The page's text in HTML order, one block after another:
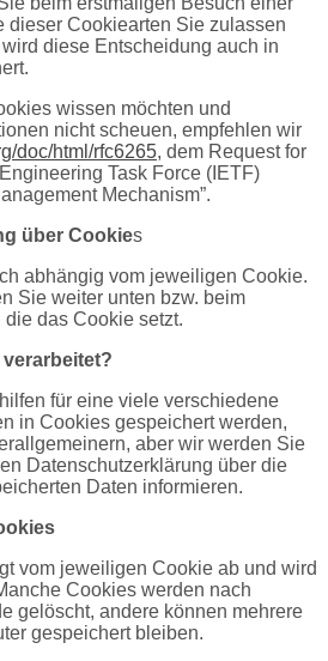
dieser Cookiearten Sie zulassen
diese Entscheidung auch in
wissen möchten und
nicht scheuen, empfehlen wir
doc/html/rfc6265, dem Request for
Task Force (IETF)
Mechanism”.
über Cookies
abhängig vom jeweiligen Cookie.
Sie weiter unten bzw. beim
das Cookie setzt.
für eine viele verschiedene
in Cookies gespeichert werden,
aber wir werden Sie
Datenschutzerklärung über die
Daten informieren.
vom jeweiligen Cookie ab und wird
Cookies werden nach
gelöscht, andere können mehrere
gespeichert bleiben.